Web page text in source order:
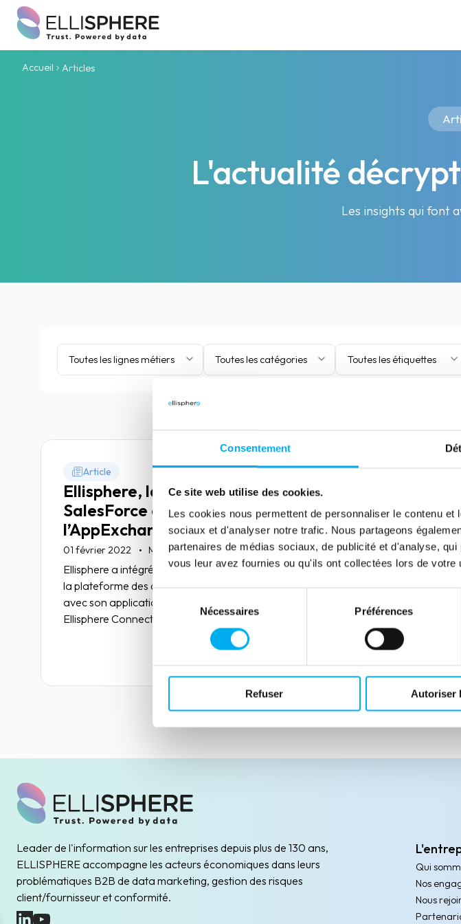
Consentement
Ce site web utilise des cookies.
Les cookies nous permettent de personnaliser le contenu
sociaux et d'analyser notre trafic. Nous partageons
partenaires de médias sociaux, de publicité et d'analyse,
vous leur avez fournies ou qu'ils ont collectées lors de votre
consentement
Nécessaires Préférences
Refuser Autoriser
Accueil Articles
L'actualité
Les insights qui font
Toutes les lignes métiers Toutes les catégories Toutes les étiquettes
Article
Ellisphere, labellisé Partner
SalesForce et disponible sur
l’AppExchange
01 février 2022 Marketing & Sales
Ellisphere a intégré en ce début d’année 2022,
la plateforme des applications Salesforce
avec son application de Data Management
Ellisphere Connect.
Lire la suite
Leader de l'information sur les entreprises depuis plus de 130 ans,
ELLISPHERE accompagne les acteurs économiques dans leurs
problématiques B2B de data marketing, gestion des risques
client/fournisseur et conformité.
(nouvelle fenêtre)
(nouvelle fenêtre)
Qui
Nos
Nous